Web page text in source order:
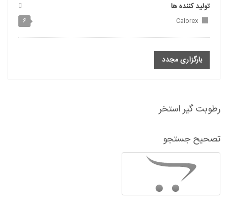
تولید کننده ها
Calorex
6
بارگزاری مجدد
رطوبت گیر استخر
تصحیح جستجو